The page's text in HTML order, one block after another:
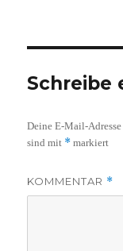
Schreibe
Deine E-Mail-
sind mit * markiert
KOMMENTAR *